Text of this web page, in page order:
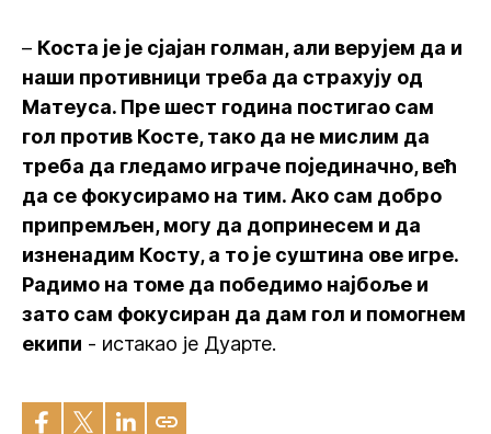
– Коста је је сјајан голман, али верујем да и
наши противници треба да страхују од
Матеуса. Пре шест година постигао сам
гол против Косте, тако да не мислим да
треба да гледамо играче појединачно, већ
да се фокусирамо на тим. Ако сам добро
припремљен, могу да допринесем и да
изненадим Косту, а то је суштина ове игре.
Радимо на томе да победимо најбоље и
зато сам фокусиран да дам гол и помогнем
екипи - истакао је Дуарте.